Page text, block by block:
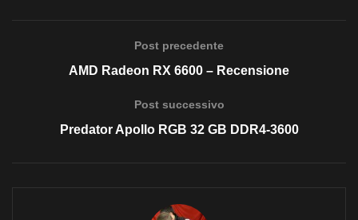
Post precedente
AMD Radeon RX 6600 – Recensione
Post successivo
Predator Apollo RGB 32 GB DDR4-3600